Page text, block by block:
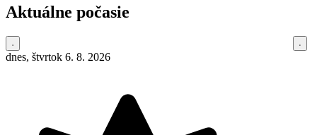
Aktuálne počasie
dnes, štvrtok 6. 8. 2026